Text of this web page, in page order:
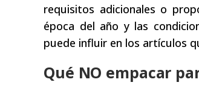
requisitos adicionales o
época del año y las
puede influir en los artículos
Qué NO empacar